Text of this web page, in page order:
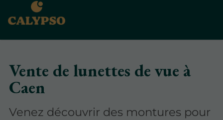
Vente de lunettes de vue à
Caen
Venez découvrir des montures pour